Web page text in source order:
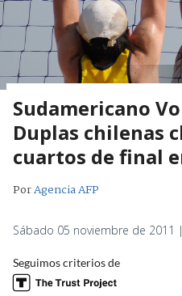
Sudamericano
Duplas chilenas
cuartos de final
PorAgencia AFP
Sábado 05 noviembre de 2011
Seguimos criterios de